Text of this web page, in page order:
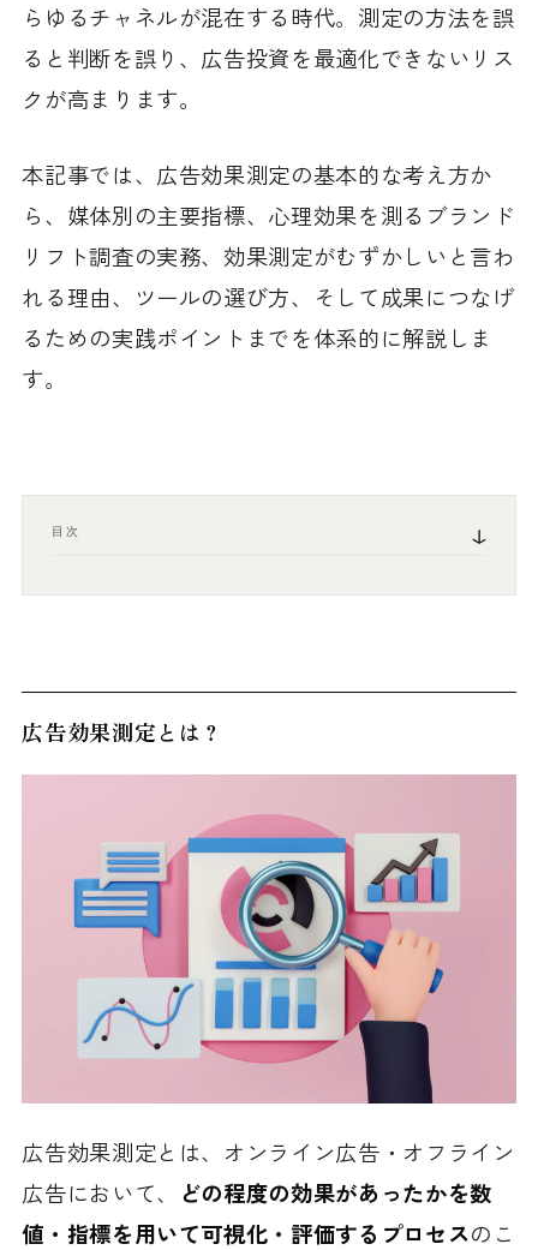
らゆるチャネルが混在する時代。測定の方法を誤
ると判断を誤り、広告投資を最適化できないリス
クが高まります。
本記事では、広告効果測定の基本的な考え方か
ら、媒体別の主要指標、心理効果を測るブランド
リフト調査の実務、効果測定がむずかしいと言わ
れる理由、ツールの選び方、そして成果につなげ
るための実践ポイントまでを体系的に解説しま
す。
目次
広告効果測定とは？
広告効果測定とは、オンライン広告・オフライン
広告において、
どの程度の効果があったかを数
値・指標を用いて可視化・評価するプロセスのこ